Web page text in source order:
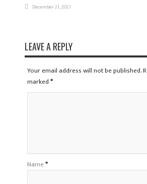
December 21, 2021
LEAVE A REPLY
Your email address will not be published.
marked*
Name*